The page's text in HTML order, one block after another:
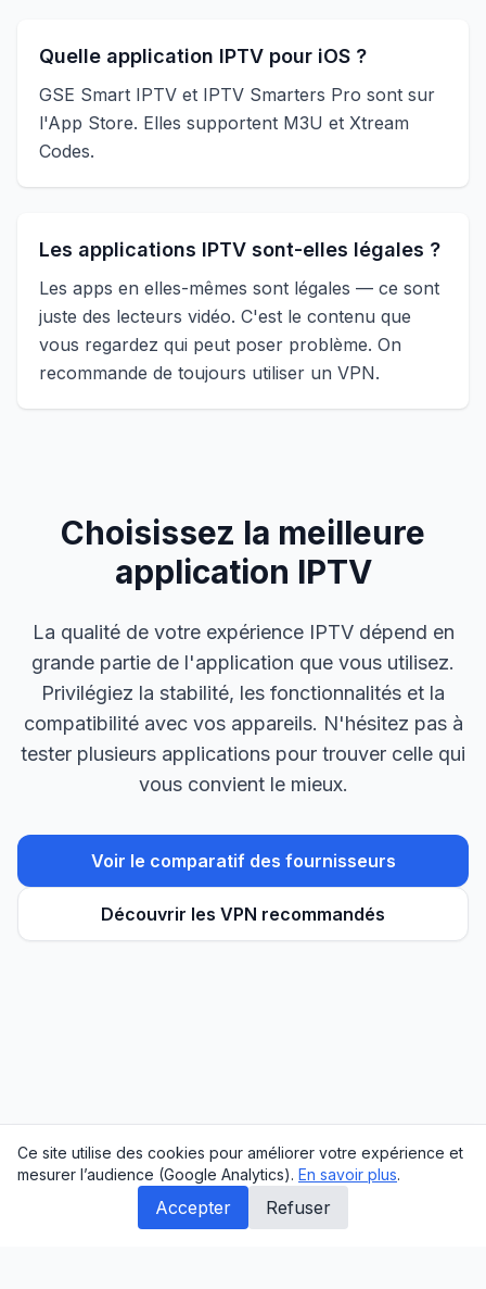
Quelle application IPTV pour iOS ?
GSE Smart IPTV et IPTV Smarters Pro sont sur
l'App Store. Elles supportent M3U et Xtream
Codes.
Les applications IPTV sont-elles légales ?
Les apps en elles-mêmes sont légales — ce sont
juste des lecteurs vidéo. C'est le contenu que
vous regardez qui peut poser problème. On
recommande de toujours utiliser un VPN.
Choisissez la meilleure
application IPTV
La qualité de votre expérience IPTV dépend en
grande partie de l'application que vous utilisez.
Privilégiez la stabilité, les fonctionnalités et la
compatibilité avec vos appareils. N'hésitez pas à
tester plusieurs applications pour trouver celle qui
vous convient le mieux.
Voir le comparatif des fournisseurs
Découvrir les VPN recommandés
Ce site utilise des cookies pour améliorer votre expérience et
mesurer l’audience (Google Analytics). En savoir plus.
Accepter Refuser